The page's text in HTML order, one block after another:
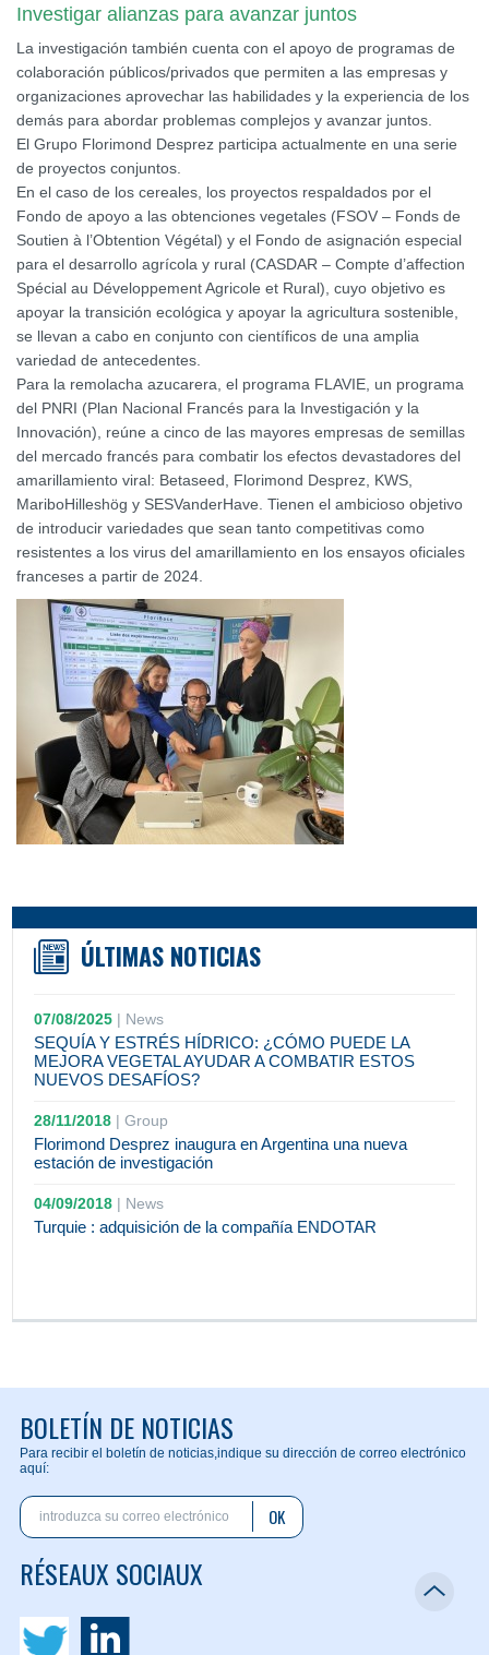
Investigar alianzas para avanzar juntos
La investigación también cuenta con el apoyo de programas de
colaboración públicos/privados que permiten a las empresas y
organizaciones aprovechar las habilidades y la experiencia de los
demás para abordar problemas complejos y avanzar juntos.
El Grupo Florimond Desprez participa actualmente en una serie
de proyectos conjuntos.
En el caso de los cereales, los proyectos respaldados por el
Fondo de apoyo a las obtenciones vegetales (FSOV – Fonds de
Soutien à l’Obtention Végétal) y el Fondo de asignación especial
para el desarrollo agrícola y rural (CASDAR – Compte d’affection
Spécial au Développement Agricole et Rural), cuyo objetivo es
apoyar la transición ecológica y apoyar la agricultura sostenible,
se llevan a cabo en conjunto con científicos de una amplia
variedad de antecedentes.
Para la remolacha azucarera, el programa FLAVIE, un programa
del PNRI (Plan Nacional Francés para la Investigación y la
Innovación), reúne a cinco de las mayores empresas de semillas
del mercado francés para combatir los efectos devastadores del
amarillamiento viral: Betaseed, Florimond Desprez, KWS,
MariboHilleshög y SESVanderHave. Tienen el ambicioso objetivo
de introducir variedades que sean tanto competitivas como
resistentes a los virus del amarillamiento en los ensayos oficiales
franceses a partir de 2024.
ÚLTIMAS NOTICIAS
07/08/2025 | News
SEQUÍA Y ESTRÉS HÍDRICO: ¿CÓMO PUEDE LA
MEJORA VEGETAL AYUDAR A COMBATIR ESTOS
NUEVOS DESAFÍOS?
28/11/2018 |Group
Florimond Desprez inaugura en Argentina una nueva
estación de investigación
04/09/2018 | News
Turquie : adquisición de la compañía ENDOTAR
BOLETÍN DE NOTICIAS
Para recibir el boletín de noticias,indique su dirección de correo electrónico
aquí:
OK
RÉSEAUX SOCIAUX